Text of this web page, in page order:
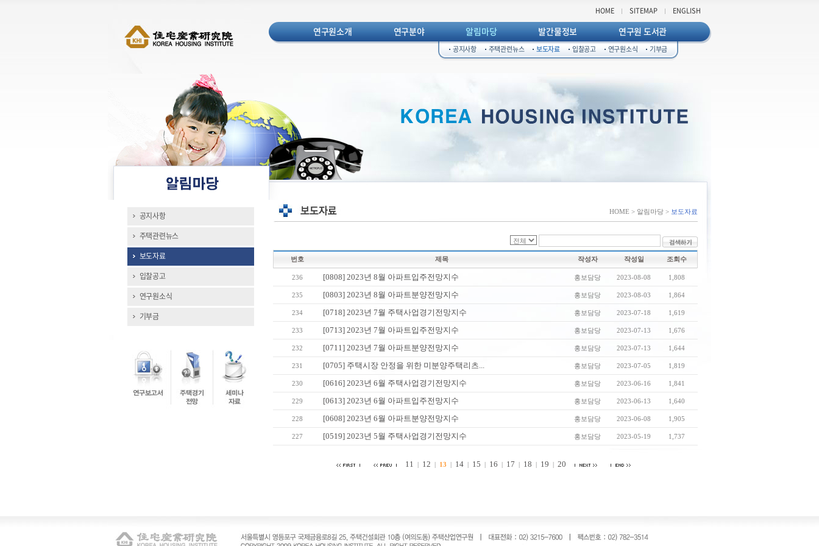
HOME SITEMAP ENGLISH
연구원소개 연구분야 알림마당
공지사항 주택관련뉴스 보도자료 입찰공고 연구원소식 기부금
발간물정보 연구원 도서관
공지사항
주택관련뉴스
보도자료
입찰공고
연구원소식
기부금
HOME > 알림마당 > 보도자료
번호 제목 작성자 작성일 조회수
236 [0808] 2023년 8월 아파트입주전망지수 홍보담당 2023-08-08 1,808
235 [0803] 2023년 8월 아파트분양전망지수 홍보담당 2023-08-03 1,864
234 [0718] 2023년 7월 주택사업경기전망지수 홍보담당 2023-07-18 1,619
233 [0713] 2023년 7월 아파트입주전망지수 홍보담당 2023-07-13 1,676
232 [0711] 2023년 7월 아파트분양전망지수 홍보담당 2023-07-13 1,644
231 [0705] 주택시장 안정을 위한 미분양주택리츠... 홍보담당 2023-07-05 1,819
230 [0616] 2023년 6월 주택사업경기전망지수 홍보담당 2023-06-16 1,841
229 [0613] 2023년 6월 아파트입주전망지수 홍보담당 2023-06-13 1,640
228 [0608] 2023년 6월 아파트분양전망지수 홍보담당 2023-06-08 1,905
227 [0519] 2023년 5월 주택사업경기전망지수 홍보담당 2023-05-19 1,737
11 | 12 | 13 | 14 | 15 | 16 | 17 | 18 | 19 | 20